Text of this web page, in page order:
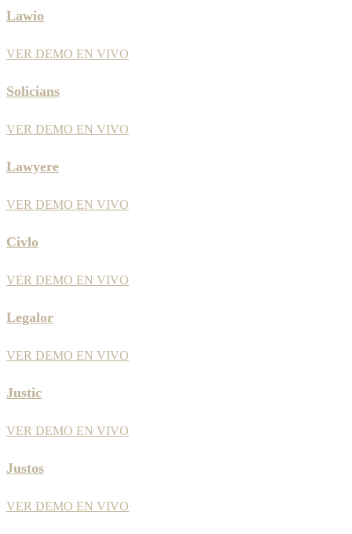
Lawio
VER DEMO EN VIVO
Solicians
VER DEMO EN VIVO
Lawyere
VER DEMO EN VIVO
Civlo
VER DEMO EN VIVO
Legalor
VER DEMO EN VIVO
Justic
VER DEMO EN VIVO
Justos
VER DEMO EN VIVO